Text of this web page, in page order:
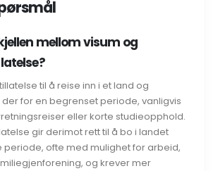
mellom visum og
til å reise inn i et land og
for en begrenset periode, vanligvis
eller korte studieopphold.
gir derimot rett til å bo i landet
periode, ofte med mulighet for arbeid,
og krever mer